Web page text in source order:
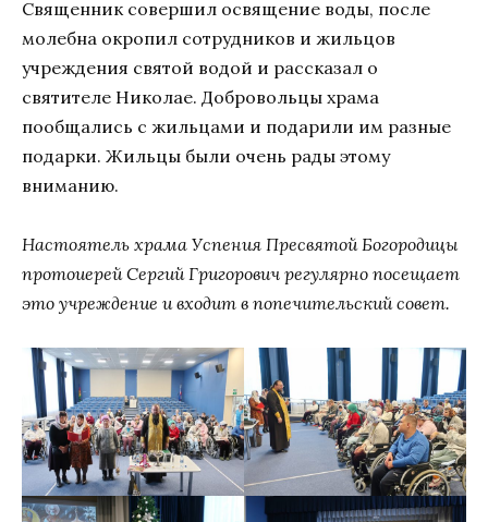
Священник совершил освящение воды, после
молебна окропил сотрудников и жильцов
учреждения святой водой и рассказал о
святителе Николае. Добровольцы храма
пообщались с жильцами и подарили им разные
подарки. Жильцы были очень рады этому
вниманию.
Настоятель храма Успения Пресвятой Богородицы
протоиерей Сергий Григорович регулярно посещает
это учреждение и входит в попечительский совет.